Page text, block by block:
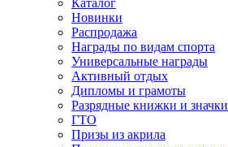
Каталог
Новинки
Распродажа
Награды по видам спорта
Универсальные награды
Активный отдых
Дипломы и грамоты
Разрядные книжки и значки
ГТО
Призы из акрила